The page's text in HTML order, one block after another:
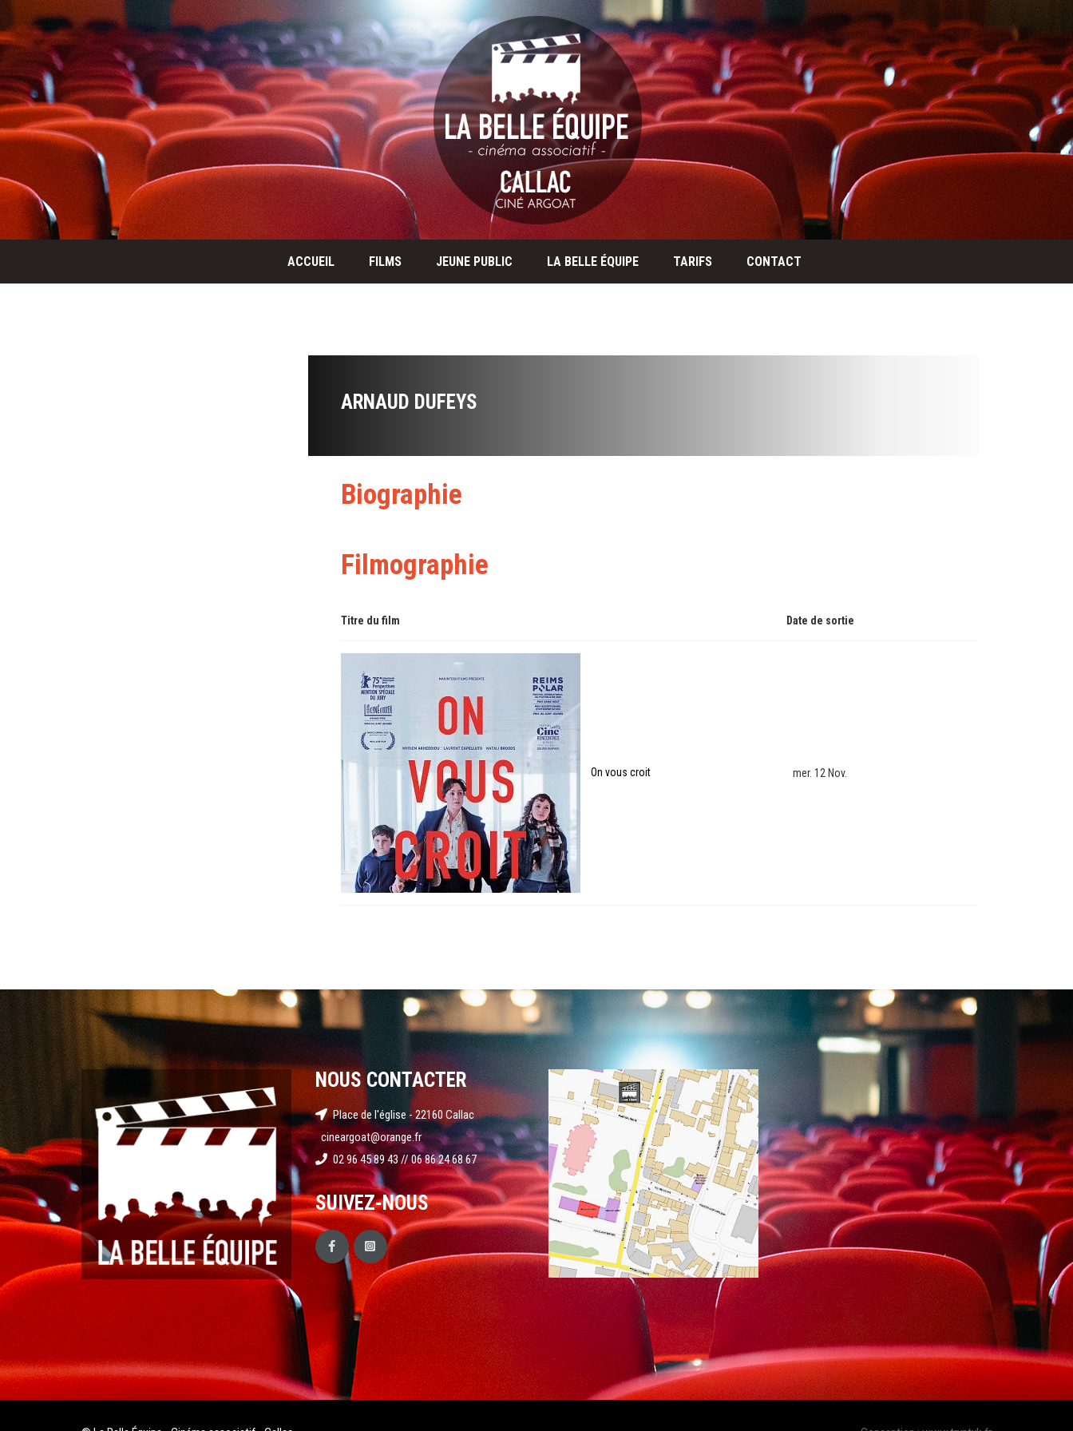
ACCUEIL FILMS JEUNE PUBLIC LA BELLE ÉQUIPE TARIFS CONTACT
ARNAUD DUFEYS
Biographie
Filmographie
Titre du film Date de sortie
On vous croit mer. 12 Nov.
NOUS CONTACTER
Place de l'église - 22160 Callac
cineargoat@orange.fr
02 96 45 89 43 // 06 86 24 68 67
SUIVEZ-NOUS